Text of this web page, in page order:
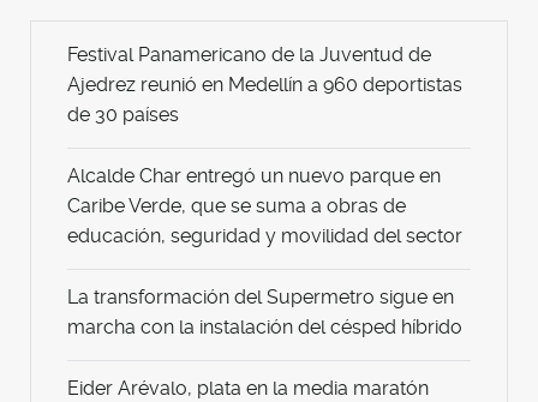
Festival Panamericano de la Juventud de
Ajedrez reunió en Medellín a 960 deportistas
de 30 países
Alcalde Char entregó un nuevo parque en
Caribe Verde, que se suma a obras de
educación, seguridad y movilidad del sector
La transformación del Supermetro sigue en
marcha con la instalación del césped híbrido
Eider Arévalo, plata en la media maratón